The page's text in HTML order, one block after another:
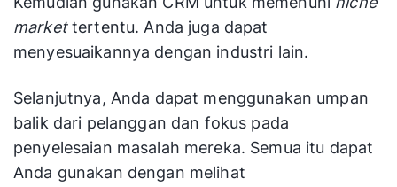
markettertentu. Anda juga dapat
menyesuaikannya dengan industri lain.
Selanjutnya, Anda dapat menggunakan umpan
balik dari pelanggan dan fokus pada
penyelesaian masalah mereka. Semua itu dapat
Anda gunakan dengan melihat